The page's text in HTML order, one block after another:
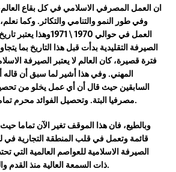
ان العمل المصرفي الاسلامي في كل بقاع
وفي طور النمو والتنامي والتكاثر. وكما
العمل في حوالي 1970 \
الصيرفة التقليدية بدأت قبل هذا التاريخ بما
فترة قصيرة، كان العالم لا يعتبر الصيرفة
المهني. وفي هذا أشير لما سبق أن قاله
السابقين حيث قال أن أي عمل يخلو من تحصيل
مصرفيا البتة. وتحصيل الفوائد محرم تماما في الصيرفة الاسلامية.
وبالطيع، فان هذا الموقف تغير الآن تماما
قائمة وتعمل في قلب المنطقة التجارية في
الصيرفة الاسلامية للعواصم العالمية التي
ذات السمعة العالية منذ القدم والتي تغطي الآفاق والعالم.